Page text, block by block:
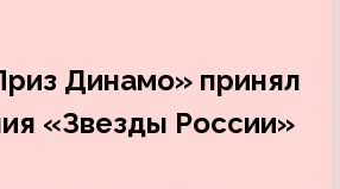
Динамо» принял
«Звезды России»